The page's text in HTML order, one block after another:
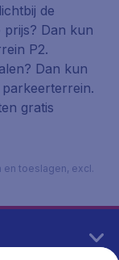
de
Dan kun
P2.
Dan kun
gratis
toeslagen, excl.